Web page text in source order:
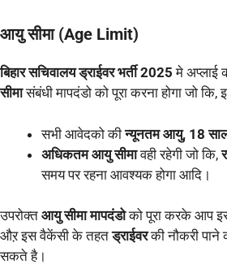
आयु सीमा (Age Limit)
बिहार सचिवालय ड्राईवर भर्ती 2025मे
सीमासंबंधी मापदंडो को पूरा करना होगा जो
सभी आवेदको कीन्यूनतम आयु, 18
अधिकतम आयु सीमावही रहेगी जो कि,
समय पर रहना आवश्यक होगा आदि।
उपरोक्त आयु सीमा मापदंडोको पूरा करके आप
औऱ इस वैकेंसी के तहतड्राईवरकी नौकरी पाने
सकते है।